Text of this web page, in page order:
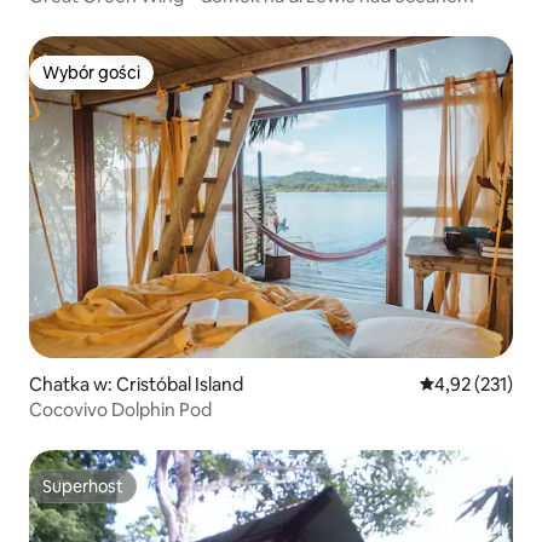
Wybór gości
Wybór gości
Chatka w: Cristóbal Island Średnia
4,92 (231)
Cocovivo Dolphin Pod
Superhost
Superhost